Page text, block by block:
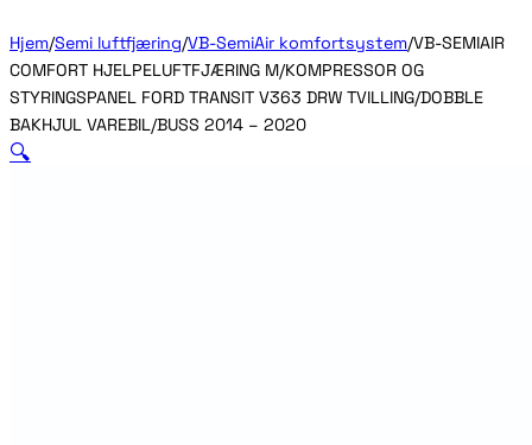
Hjem/Semi luftfjæring/VB-SemiAir komfortsystem/VB-SEMIAIR
COMFORT HJELPELUFTFJÆRING M/KOMPRESSOR OG
STYRINGSPANEL FORD TRANSIT V363 DRW TVILLING/DOBBLE
BAKHJUL VAREBIL/BUSS 2014 – 2020
🔍